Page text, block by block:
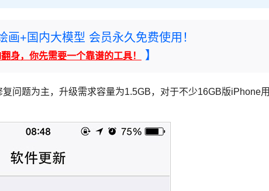
画+国内大模型 会员永久免费使用！
身，你先需要一个靠谱的工具！ 】
问题为主，升级需求容量为1.5GB，对于不少16GB版iPhone用